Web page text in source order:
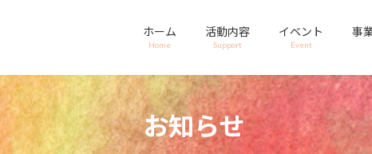
ホーム
Home
活動内容
Support
イベント
Event
事
お知らせ